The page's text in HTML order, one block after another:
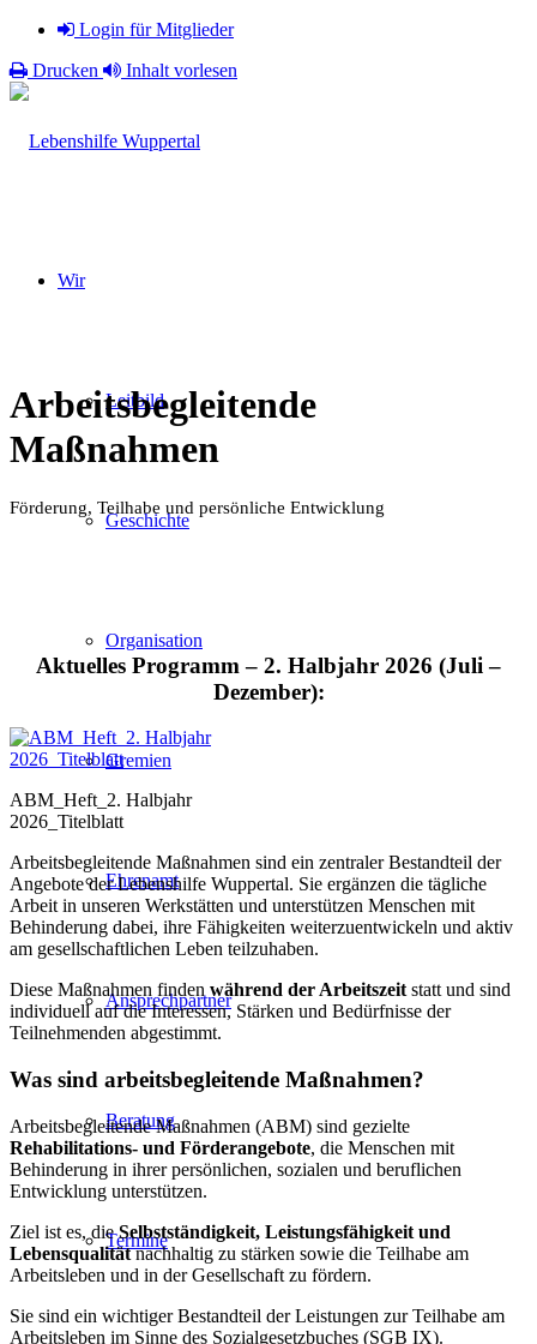
Login für Mitglieder
Drucken
Inhalt vorlesen
Wir
Leitbild
Geschichte
Organisation
Gremien
Ehrenamt
Ansprechpartner
Beratung
Termine
Arbeitsbegleitende
Maßnahmen
Förderung, Teilhabe und persönliche Entwicklung
Aktuelles Programm – 2. Halbjahr 2026 (Juli –
Dezember):
ABM_Heft_2. Halbjahr
2026_Titelblatt
Arbeitsbegleitende Maßnahmen sind ein zentraler Bestandteil der
Angebote der Lebenshilfe Wuppertal. Sie ergänzen die tägliche
Arbeit in unseren Werkstätten und unterstützen Menschen mit
Behinderung dabei, ihre Fähigkeiten weiterzuentwickeln und aktiv
am gesellschaftlichen Leben teilzuhaben.
Diese Maßnahmen finden während der Arbeitszeit statt und sind
individuell auf die Interessen, Stärken und Bedürfnisse der
Teilnehmenden abgestimmt.
Was sind arbeitsbegleitende Maßnahmen?
Arbeitsbegleitende Maßnahmen (ABM) sind gezielte
Rehabilitations- und Förderangebote, die Menschen mit
Behinderung in ihrer persönlichen, sozialen und beruflichen
Entwicklung unterstützen.
Ziel ist es, dieSelbstständigkeit, Leistungsfähigkeit und
Lebensqualitätnachhaltig zu stärken sowie die Teilhabe am
Arbeitsleben und in der Gesellschaft zu fördern.
Sie sind ein wichtiger Bestandteil der Leistungen zur Teilhabe am
Arbeitsleben im Sinne des Sozialgesetzbuches (SGB IX).